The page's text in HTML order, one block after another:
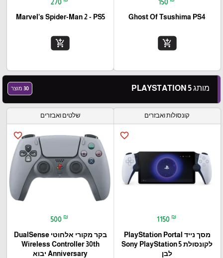
150
Ghost Of Tsushima PS4
add_shopping_cart
270
Marvel’s Spider-Man 2 - PS5
add_shopping_cart
מותג PLAYSTATION 5 30 מוצר
קונסולות ואבזרים
favorite_border
1150 ₪
מסך נייד PlayStation Portal‎
לקונסולת Sony PlayStation 5
לבן
שלטים ואבזרים
favorite_border
500 ₪
בקר מקורי אלחוטי DualSense
Wireless Controller 30th
Anniversary יבוא